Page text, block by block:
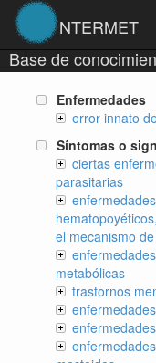
NTERMET
Base de
Enfermedades
error innato
Síntomas o
ciertas
parasitarias
el mecanismo
metabólicas
trastornos